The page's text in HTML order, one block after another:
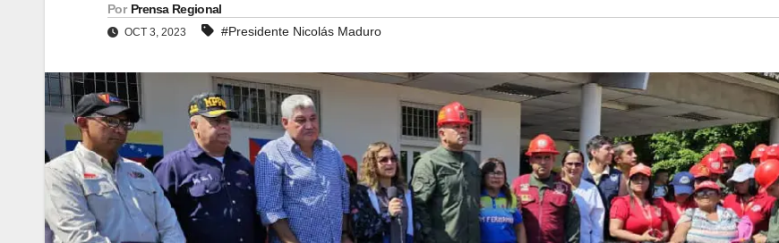
Por Prensa Regional
OCT 3, 2023 #Presidente Nicolás Maduro